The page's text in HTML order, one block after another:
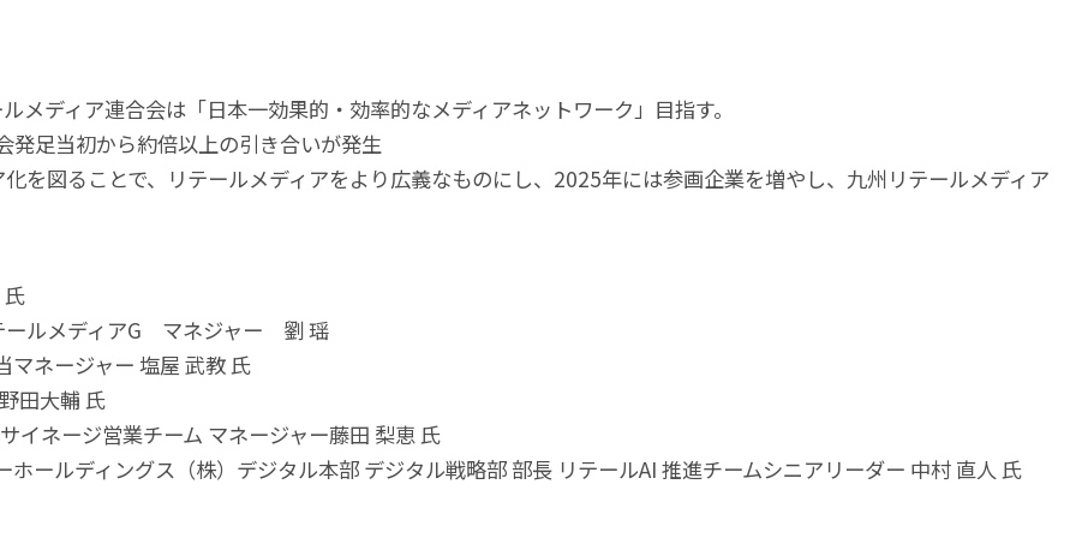
ディア連合会は「日本一効果的・効率的なメディアネットワーク」目指す。
足当初から約倍以上の引き合いが発生
を図ることで、リテールメディアをより広義なものにし、2025年には参画企業を増やし、九州リテールメディア
ールメディアG マネジャー 劉 瑶
マネージャー 塩屋 武教 氏
田大輔 氏
イネージ営業チーム マネージャー藤田 梨恵 氏
ールディングス（株）デジタル本部 デジタル戦略部 部長 リテールAI 推進チームシニアリーダー 中村 直人 氏